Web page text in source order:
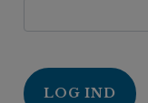
LOG IND